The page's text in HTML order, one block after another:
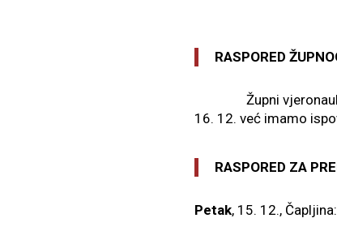
RASPORED
Župni vjeronauk u
16. 12. već imamo
RASPORED ZA
Petak, 15. 12.,